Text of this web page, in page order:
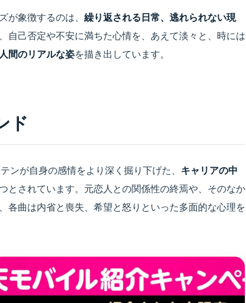
が象徴するのは、 繰り返される日常、逃れられない現
自己否定や不安に満ちた心情を、あえて淡々と、時には
間のリアルな姿を描き出しています。
ド
ンが自身の感情をより深く掘り下げた、 キャリアの中
とされています。元恋人との関係性の終焉や、そのなか
各曲は内省と喪失、希望と怒りといった多面的な心理を